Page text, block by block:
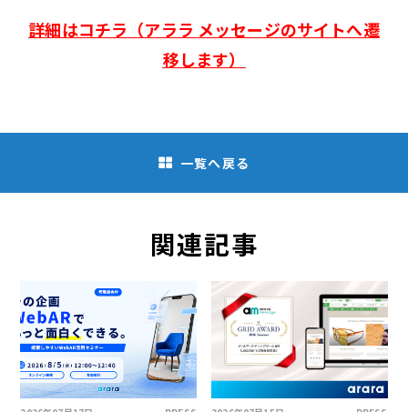
詳細はコチラ（アララ メッセージのサイトへ遷
移します）
一覧へ戻る
関連記事